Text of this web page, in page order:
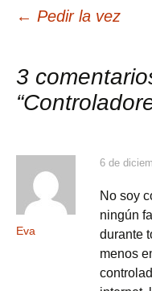
de
entradas
← Pedir la vez
3
“
Eva
6 de
No soy
ningún
durante
menos